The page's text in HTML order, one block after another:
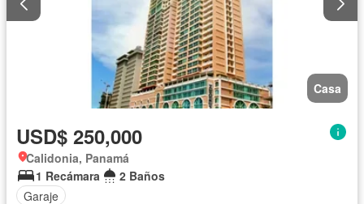
Casa
USD$ 250,000
Calidonia, Panamá
1 Recámara
2 Baños
Garaje